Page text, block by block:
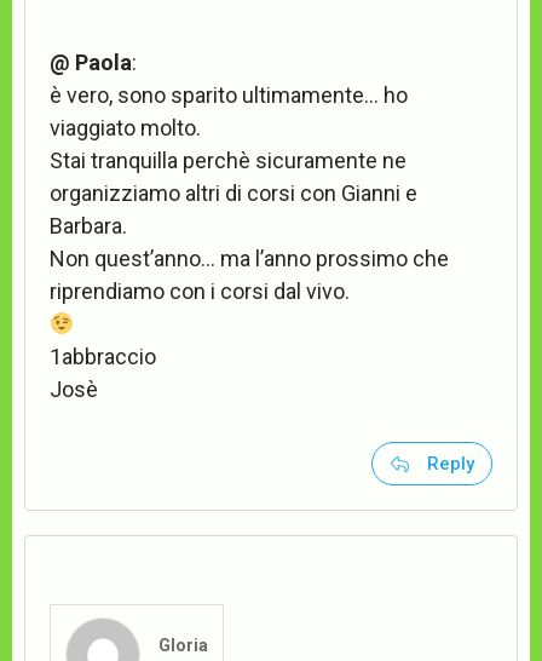
@ Paola:
è vero, sono sparito ultimamente… ho
viaggiato molto.
Stai tranquilla perchè sicuramente ne
organizziamo altri di corsi con Gianni e
Barbara.
Non quest’anno… ma l’anno prossimo che
riprendiamo con i corsi dal vivo.
1abbraccio
Josè
Reply
Gloria